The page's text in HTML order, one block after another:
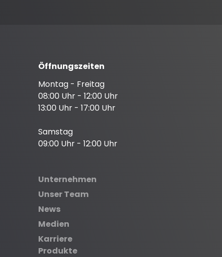
Öffnungszeiten
Montag - Freitag
08:00 Uhr - 12:00 Uhr
13:00 Uhr - 17:00 Uhr
Samstag
09:00 Uhr - 12:00 Uhr
Unternehmen
Unser Team
News
Medien
Karriere
Produkte